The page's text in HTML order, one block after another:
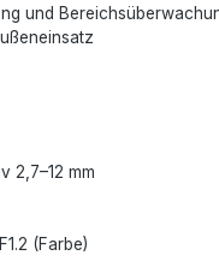
und
2,7–12 mm
(Farbe)